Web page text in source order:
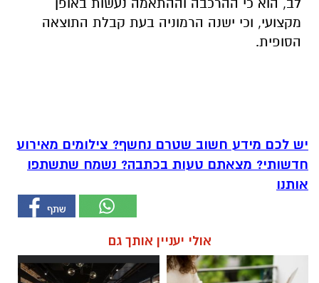
מקצועי, וכי ישנה הרמוניה בעת קבלת התוצאה
הסופית.
יש לכם מידע חשוב שטרם נחשף? צילומים מאירוע
חדשותי? מצאתם טעות בכתבה? נשמח שתשתפו
אותנו
אולי יעניין אותך גם